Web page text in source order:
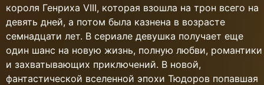
короля Генриха VIII, которая взошла на трон всего на
девять дней, а потом была казнена в возрасте
семнадцати лет. В сериале девушка получает еще
один шанс на новую жизнь, полную любви, романтики
и захватывающих приключений. В новой,
фантастической вселенной эпохи Тюдоров попавшая